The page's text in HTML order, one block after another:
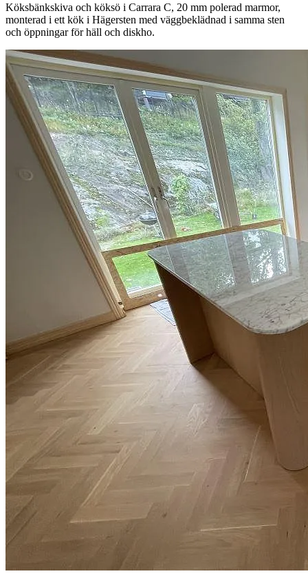
Köksbänkskiva och köksö i Carrara C, 20 mm polerad marmor,
monterad i ett kök i Hägersten med väggbeklädnad i samma sten
och öppningar för häll och diskho.